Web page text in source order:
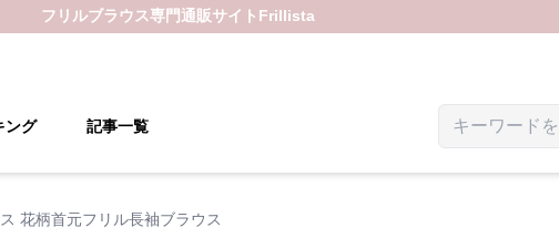
フリルブラウス専門通販サイト Frillista
ング 記事一覧
花柄首元フリル長袖ブラウス